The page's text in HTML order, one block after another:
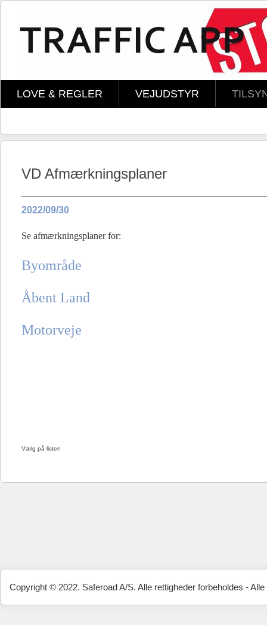
LOVE & REGLER VEJUDSTYR
VD Afmærkningsplaner
2022/09/30
Se afmærkningsplaner for:
Byområde
Åbent Land
Motorveje
Vælg på listen
Copyright © 2022. Saferoad A/S. Alle rettigheder forbeholdes -